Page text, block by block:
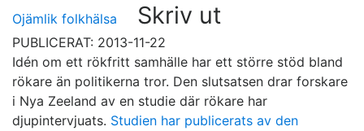
Ojämlik folkhälsa Skriv ut
PUBLICERAT: 2013-11-22
Idén om ett rökfritt samhälle har ett större stöd bland
rökare än politikerna tror. Den slutsatsen drar forskare
i Nya Zeeland av en studie där rökare har
djupintervjuats. Studien har publicerats av den